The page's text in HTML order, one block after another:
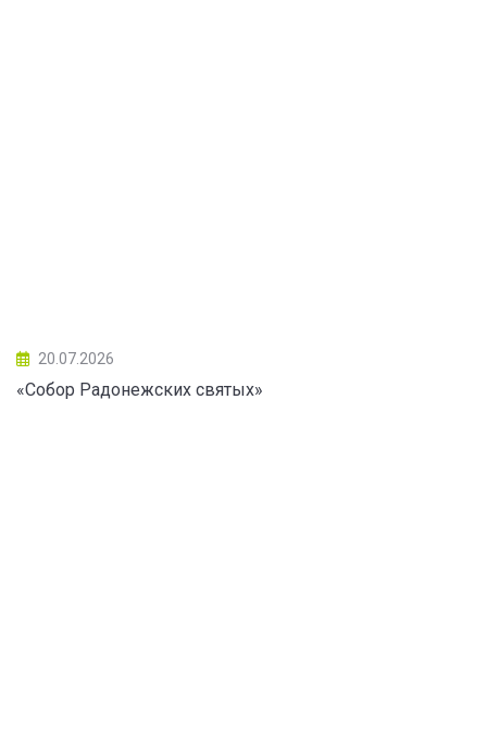
20.07.2026
«Собор Радонежских святых»